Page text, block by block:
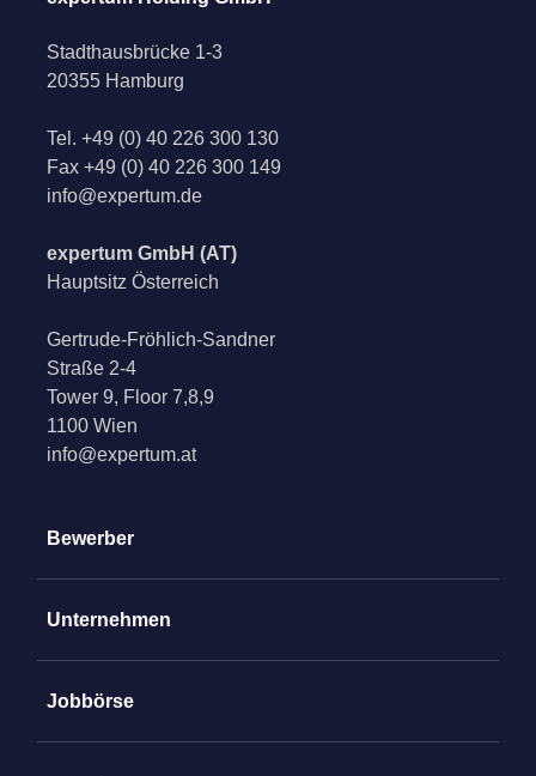
Stadthausbrücke 1-3
20355 Hamburg
Tel. +49 (0) 40 226 300 130
Fax +49 (0) 40 226 300 149
info@expertum.de
expertum GmbH (AT)
Hauptsitz Österreich
Gertrude-Fröhlich-Sandner
Straße 2-4
Tower 9, Floor 7,8,9
1100 Wien
info@expertum.at
Bewerber
Unternehmen
Jobbörse